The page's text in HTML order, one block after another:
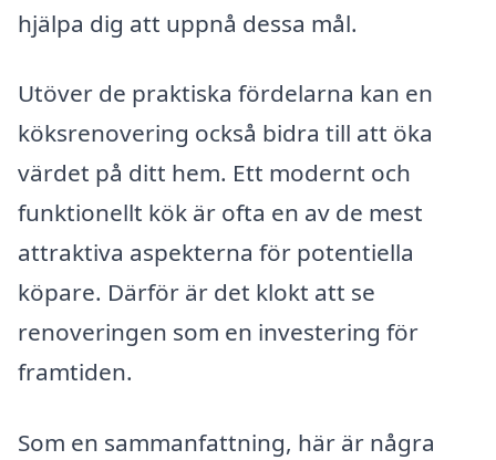
hjälpa dig att uppnå dessa mål.
Utöver de praktiska fördelarna kan en
köksrenovering också bidra till att öka
värdet på ditt hem. Ett modernt och
funktionellt kök är ofta en av de mest
attraktiva aspekterna för potentiella
köpare. Därför är det klokt att se
renoveringen som en investering för
framtiden.
Som en sammanfattning, här är några